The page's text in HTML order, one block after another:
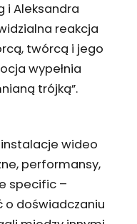
i Aleksandra
reakcja
twórcą i jego
wypełnia
trójką”.
instalacje wideo
performansy,
specific –
o doświadczaniu